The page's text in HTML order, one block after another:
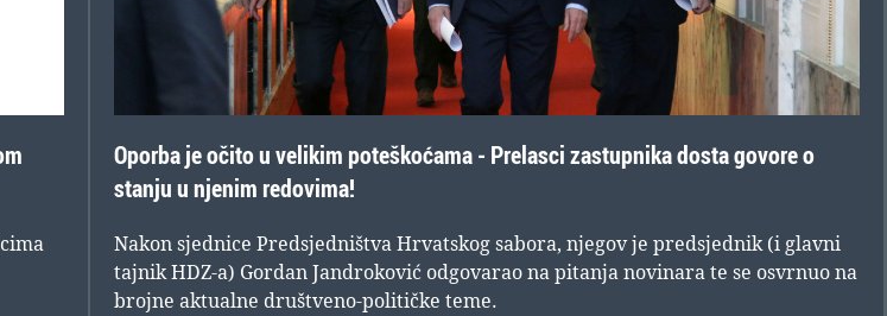
Oporba je očito u velikim poteškoćama - Prelasci zastupnika dosta govore o
stanju u njenim redovima!
Nakon sjednice Predsjedništva Hrvatskog sabora, njegov je predsjednik (i glavni
tajnik HDZ-a) Gordan Jandroković odgovarao na pitanja novinara te se osvrnuo na
brojne aktualne društveno-političke teme.